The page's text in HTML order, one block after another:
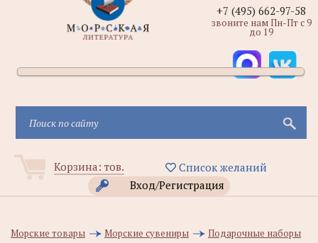
Корзина: тов.
Список желаний
Вход/Регистрация
+7 (495) 662-97-58
звоните нам Пн-Пт с 9
до 19
Морские товары Морские сувениры Подарочные наборы